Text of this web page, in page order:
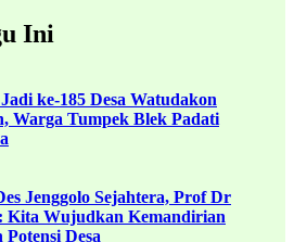
Ini
ke-185 Desa Watudakon
Warga Tumpek Blek Padati
Jenggolo Sejahtera, Prof Dr
Kita Wujudkan Kemandirian
Desa